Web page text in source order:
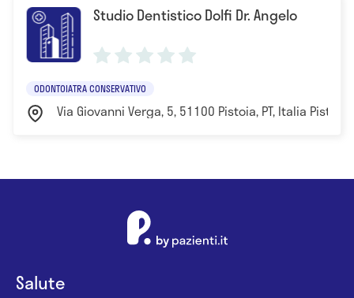
Studio Dentistico Dolfi Dr. Angelo
ODONTOIATRA CONSERVATIVO
Via Giovanni Verga, 5, 51100 Pistoia, PT, Italia Pistoia
Salute